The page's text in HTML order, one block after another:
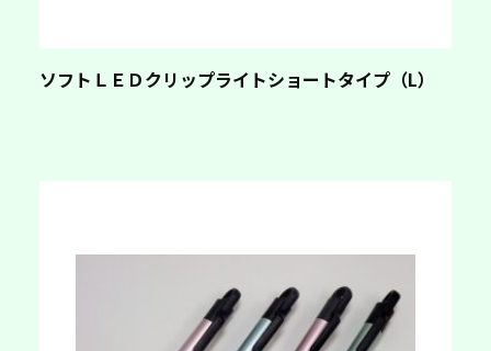
ソフトＬＥＤクリップライトショートタイプ（L）